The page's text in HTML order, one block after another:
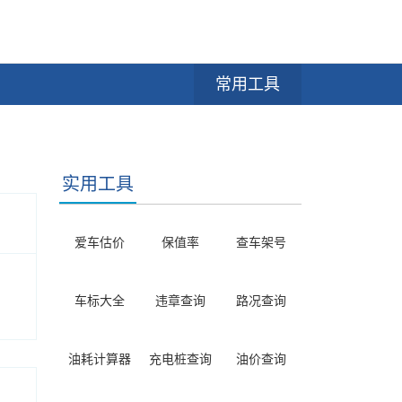
常用工具
实用工具
爱车估价 保值率 查车架号
车标大全 违章查询 路况查询
油耗计算器 充电桩查询 油价查询